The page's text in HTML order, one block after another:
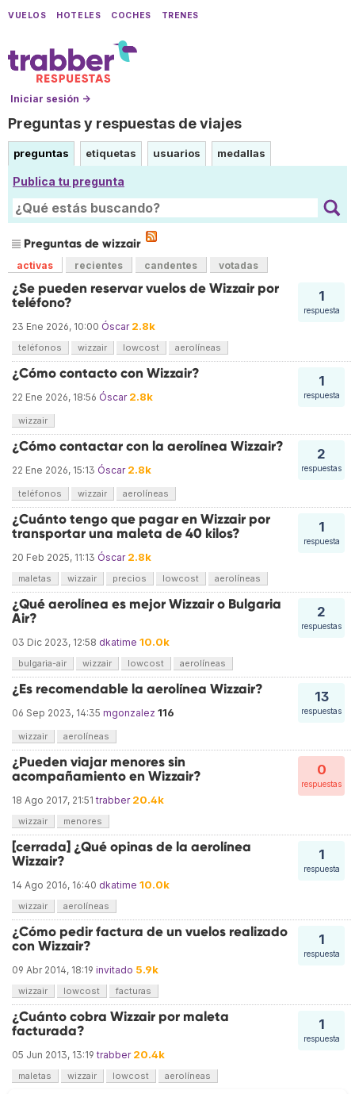
VUELOS HOTELES COCHES TRENES
Iniciar sesión →
Preguntas y respuestas de viajes
preguntas etiquetas usuarios medallas
Publica tu pregunta
Preguntas de wizzair
activas recientes candentes votadas
1
respuesta
¿Se pueden reservar vuelos de Wizzair por
teléfono?
23 Ene 2026, 10:00 Óscar 2.8k
teléfonos wizzair lowcost aerolíneas
1
respuesta
¿Cómo contacto con Wizzair?
22 Ene 2026, 18:56 Óscar 2.8k
wizzair
2
respuestas
¿Cómo contactar con la aerolínea Wizzair?
22 Ene 2026, 15:13 Óscar 2.8k
teléfonos wizzair aerolíneas
1
respuesta
¿Cuánto tengo que pagar en Wizzair por
transportar una maleta de 40 kilos?
20 Feb 2025, 11:13 Óscar 2.8k
maletas wizzair precios lowcost aerolíneas
2
respuestas
¿Qué aerolínea es mejor Wizzair o Bulgaria
Air?
03 Dic 2023, 12:58 dkatime 10.0k
bulgaria-air wizzair lowcost aerolíneas
13
respuestas
¿Es recomendable la aerolínea Wizzair?
06 Sep 2023, 14:35 mgonzalez 116
wizzair aerolíneas
0
respuestas
¿Pueden viajar menores sin
acompañamiento en Wizzair?
18 Ago 2017, 21:51 trabber 20.4k
wizzair menores
1
respuesta
[cerrada] ¿Qué opinas de la aerolínea
Wizzair?
14 Ago 2016, 16:40 dkatime 10.0k
wizzair aerolíneas
1
respuesta
¿Cómo pedir factura de un vuelos realizado
con Wizzair?
09 Abr 2014, 18:19 invitado 5.9k
wizzair lowcost facturas
1
respuesta
¿Cuánto cobra Wizzair por maleta
facturada?
05 Jun 2013, 13:19 trabber 20.4k
maletas wizzair lowcost aerolíneas